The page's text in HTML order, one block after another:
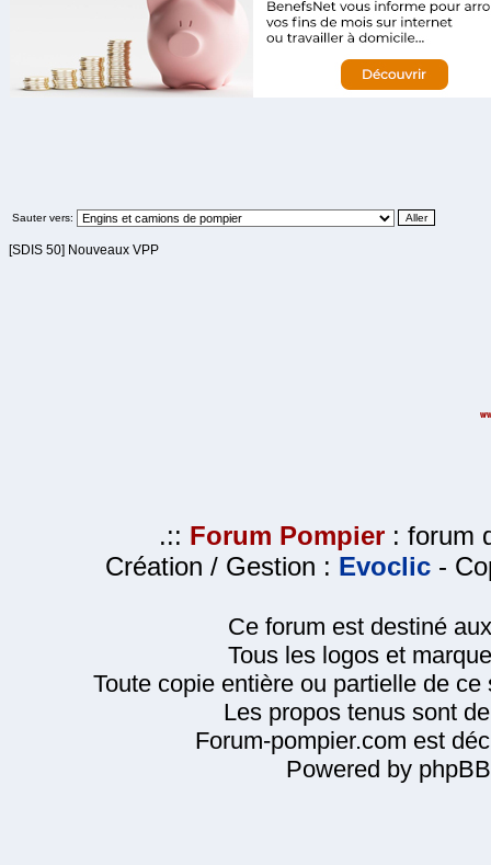
Sauter vers:
[SDIS 50] Nouveaux VPP
.:: Forum Pompier : forum
Création / Gestion : Evoclic -
Ce forum est destiné
Tous les logos et
Toute copie entière ou partielle de
Les propos tenus sont
Forum-pompier.com est
Powered by